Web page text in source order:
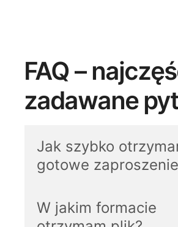
FAQ –
zadawane
Jak szybko
gotowe
W jakim formacie